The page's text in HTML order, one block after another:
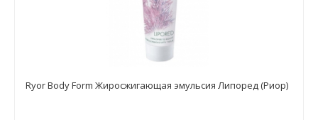
Ryor Body Form Жиросжигающая эмульсия Липоред (Риор)